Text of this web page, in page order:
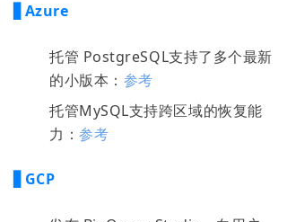
▋Azure
托管 PostgreSQL支持了多个最新
的小版本： 参考
托管MySQL支持跨区域的恢复能
力：参考
▋GCP